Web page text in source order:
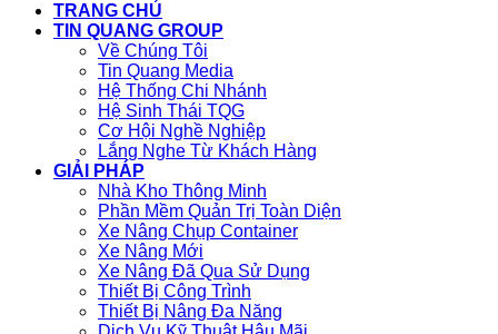
TRANG CHỦ
TIN QUANG GROUP
Về Chúng Tôi
Tin Quang Media
Hệ Thống Chi Nhánh
Hệ Sinh Thái TQG
Cơ Hội Nghề Nghiệp
Lắng Nghe Từ Khách Hàng
GIẢI PHÁP
Nhà Kho Thông Minh
Phần Mềm Quản Trị Toàn Diện
Xe Nâng Chụp Container
Xe Nâng Mới
Xe Nâng Đã Qua Sử Dụng
Thiết Bị Công Trình
Thiết Bị Nâng Đa Năng